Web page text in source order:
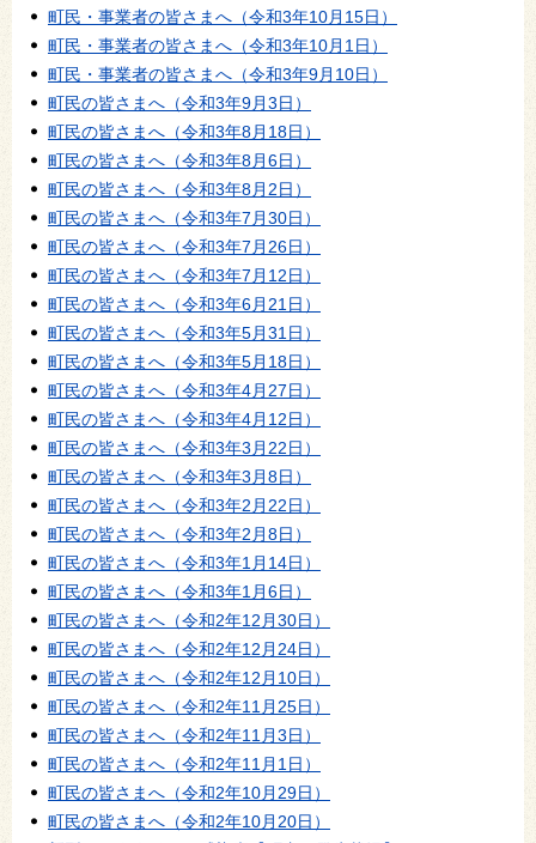
町民・事業者の皆さまへ（令和3年10月15日）
町民・事業者の皆さまへ（令和3年10月1日）
町民・事業者の皆さまへ（令和3年9月10日）
町民の皆さまへ（令和3年9月3日）
町民の皆さまへ（令和3年8月18日）
町民の皆さまへ（令和3年8月6日）
町民の皆さまへ（令和3年8月2日）
町民の皆さまへ（令和3年7月30日）
町民の皆さまへ（令和3年7月26日）
町民の皆さまへ（令和3年7月12日）
町民の皆さまへ（令和3年6月21日）
町民の皆さまへ（令和3年5月31日）
町民の皆さまへ（令和3年5月18日）
町民の皆さまへ（令和3年4月27日）
町民の皆さまへ（令和3年4月12日）
町民の皆さまへ（令和3年3月22日）
町民の皆さまへ（令和3年3月8日）
町民の皆さまへ（令和3年2月22日）
町民の皆さまへ（令和3年2月8日）
町民の皆さまへ（令和3年1月14日）
町民の皆さまへ（令和3年1月6日）
町民の皆さまへ（令和2年12月30日）
町民の皆さまへ（令和2年12月24日）
町民の皆さまへ（令和2年12月10日）
町民の皆さまへ（令和2年11月25日）
町民の皆さまへ（令和2年11月3日）
町民の皆さまへ（令和2年11月1日）
町民の皆さまへ（令和2年10月29日）
町民の皆さまへ（令和2年10月20日）